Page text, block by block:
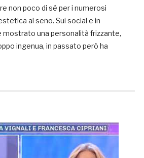
non poco di sé per i numerosi
al seno. Sui social e in
una personalità frizzante,
ingenua, in passato però ha